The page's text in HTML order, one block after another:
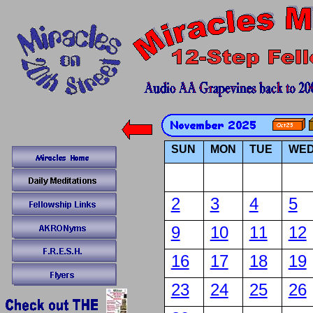
SUN MON TUE
2 3 4
5
9
10 11
12
16
17 18
19
23
24 25
26